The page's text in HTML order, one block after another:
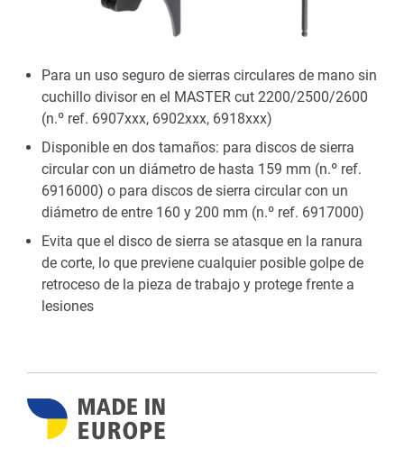
Para un uso seguro de sierras circulares de mano sin
cuchillo divisor en el MASTER cut 2200/2500/2600
(n.º ref. 6907xxx, 6902xxx, 6918xxx)
Disponible en dos tamaños: para discos de sierra
circular con un diámetro de hasta 159 mm (n.º ref.
6916000) o para discos de sierra circular con un
diámetro de entre 160 y 200 mm (n.º ref. 6917000)
Evita que el disco de sierra se atasque en la ranura
de corte, lo que previene cualquier posible golpe de
retroceso de la pieza de trabajo y protege frente a
lesiones